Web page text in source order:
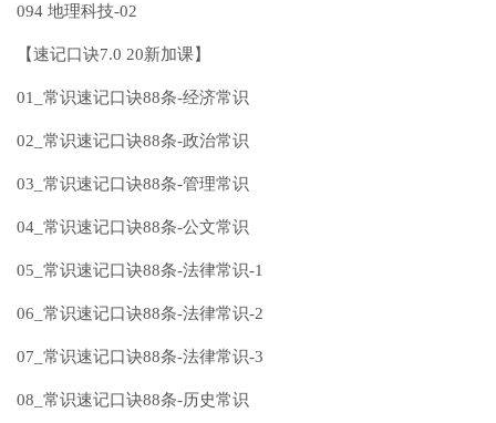
094 地理科技-02
【速记口诀7.0 20新加课】
01_常识速记口诀88条-经济常识
02_常识速记口诀88条-政治常识
03_常识速记口诀88条-管理常识
04_常识速记口诀88条-公文常识
05_常识速记口诀88条-法律常识-1
06_常识速记口诀88条-法律常识-2
07_常识速记口诀88条-法律常识-3
08_常识速记口诀88条-历史常识